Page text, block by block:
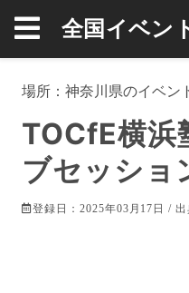
全国イベン
場所： 神奈川県のイベン
TOCfE横浜
ブセッショ
登録日：2025年03月17日 /